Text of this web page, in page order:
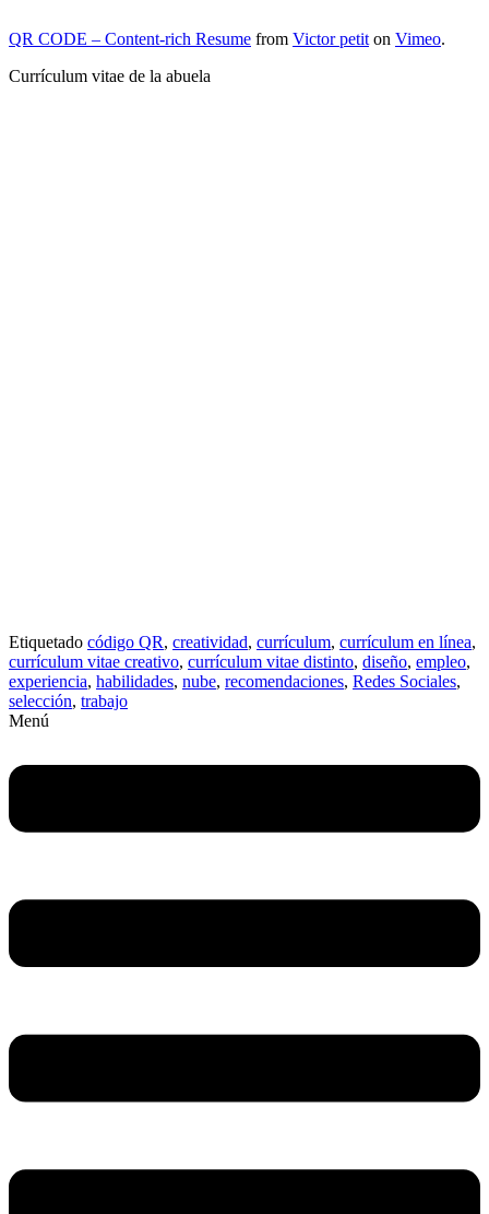
QR CODE – Content-rich Resume from Victor petit on Vimeo.
Currículum vitae de la abuela
Etiquetado código QR, creatividad, currículum, currículum en línea,
currículum vitae creativo, currículum vitae distinto, diseño, empleo,
experiencia, habilidades, nube, recomendaciones, Redes Sociales,
selección, trabajo
Menú